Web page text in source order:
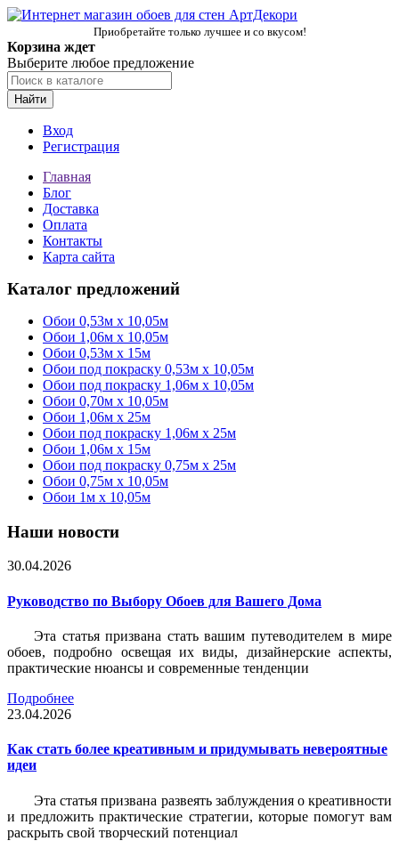
Приобретайте только лучшее и со вкусом!
Корзина ждет
Выберите любое предложение
Найти
Вход
Регистрация
Главная
Блог
Доставка
Оплата
Контакты
Карта сайта
Каталог предложений
Обои 0,53м x 10,05м
Обои 1,06м х 10,05м
Обои 0,53м x 15м
Обои под покраску 0,53м x 10,05м
Обои под покраску 1,06м х 10,05м
Обои 0,70м x 10,05м
Обои 1,06м x 25м
Обои под покраску 1,06м x 25м
Обои 1,06м x 15м
Обои под покраску 0,75м x 25м
Обои 0,75м x 10,05м
Обои 1м х 10,05м
Наши новости
30.04.2026
Руководство по Выбору Обоев для Вашего Дома
Эта статья призвана стать вашим путеводителем в мире
обоев, подробно освещая их виды, дизайнерские аспекты,
практические нюансы и современные тенденции
Подробнее
23.04.2026
Как стать более креативным и придумывать невероятные
идеи
Эта статья призвана развеять заблуждения о креативности
и предложить практические стратегии, которые помогут вам
раскрыть свой творческий потенциал